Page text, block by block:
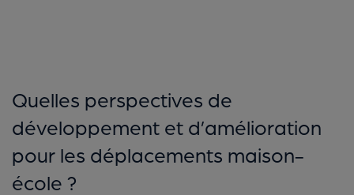
Quelles perspectives de
développement et d’amélioration
pour les déplacements maison-
école ?